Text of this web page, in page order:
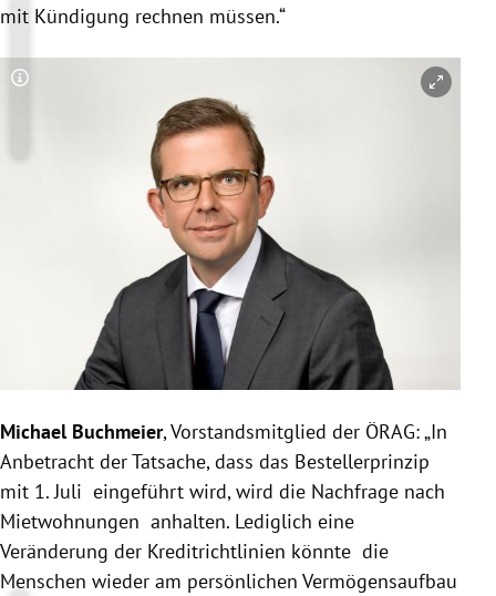
mit Kündigung rechnen müssen.“
Copyright-Hinweis öffnen/schließen
Michael Buchmeier, Vorstandsmitglied der ÖRAG: „In
Anbetracht der Tatsache, dass das Bestellerprinzip
mit 1. Juli eingeführt wird, wird die Nachfrage nach
Mietwohnungen anhalten. Lediglich eine
Veränderung der Kreditrichtlinien könnte die
Menschen wieder am persönlichen Vermögensaufbau